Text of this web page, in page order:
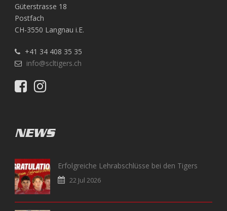
Güterstrasse 18
Postfach
CH-3550 Langnau i.E.
+41 34 408 35 35
info@scltigers.ch
NEWS
Erfolgreiche Lehrabschlüsse bei den Tigers
22 Jul 2026